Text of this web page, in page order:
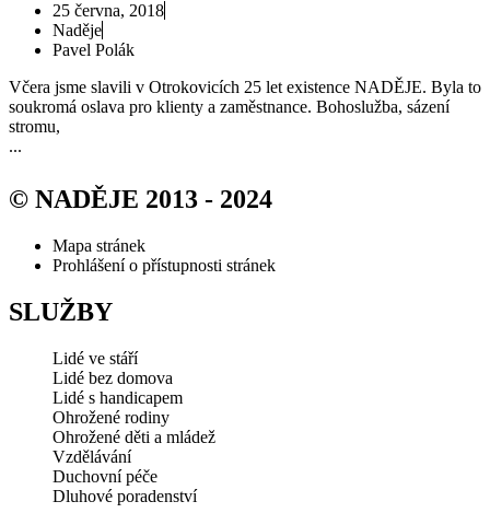
25 června, 2018
Naděje
Pavel Polák
Včera jsme slavili v Otrokovicích 25 let existence NADĚJE. Byla to
soukromá oslava pro klienty a zaměstnance. Bohoslužba, sázení
stromu,
...
© NADĚJE 2013 - 2024
Mapa stránek
Prohlášení o přístupnosti stránek
SLUŽBY
Lidé ve stáří
Lidé bez domova
Lidé s handicapem
Ohrožené rodiny
Ohrožené děti a mládež
Vzdělávání
Duchovní péče
Dluhové poradenství